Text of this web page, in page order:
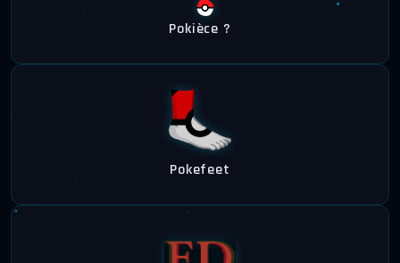
Pokièce ?
Pokefeet